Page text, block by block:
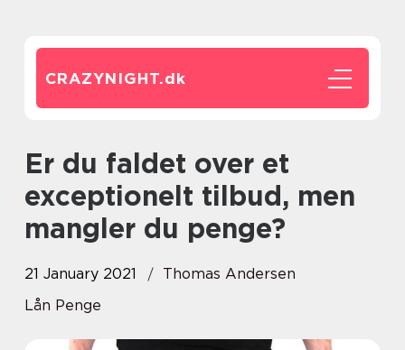
CRAZYNIGHT.dk
Er du faldet over et
exceptionelt tilbud, men
mangler du penge?
21 January 2021
Thomas Andersen
Lån Penge